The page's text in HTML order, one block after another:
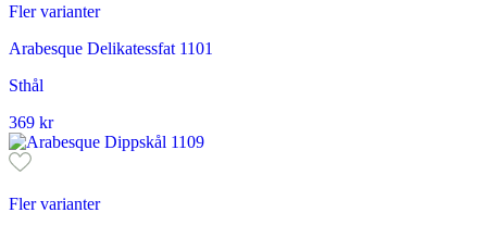
Fler varianter
Arabesque Delikatessfat 1101
Sthål
369 kr
Fler varianter